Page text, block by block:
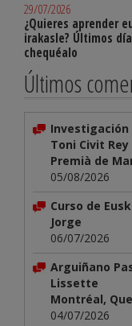
29/07/2026
¿Quieres aprender
irakasle? Últimos
chequéalo
Últimos
Toni Civit Rey
Premià de
05/08/2026
Curso de
Jorge
06/07/2026
Arguiñano
Lissette
Montréal,
04/07/2026